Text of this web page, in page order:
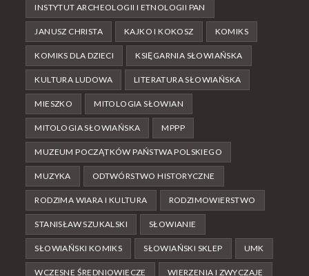
INSTYTUT ARCHEOLOGII I ETNOLOGII PAN
JANUSZ CHRISTA KAJKO I KOKOSZ KOMIKS
KOMIKS DLA DZIECI KSIĘGARNIA SŁOWIAŃSKA
KULTURA LUDOWA LITERATURA SŁOWIAŃSKA
MIESZKO MITOLOGIA SŁOWIAN
MITOLOGIA SŁOWIAŃSKA MPPP
MUZEUM POCZĄTKÓW PAŃSTWA POLSKIEGO
MUZYKA ODTWÓRSTWO HISTORYCZNE
RODZIMA WIARA I KULTURA RODZIMOWIERSTWO
STANISŁAW SZUKALSKI SŁOWIANIE
SŁOWIAŃSKI KOMIKS SŁOWIAŃSKI SKLEP UMK
WCZESNE ŚREDNIOWIECZE WIERZENIA I ZWYCZAJE